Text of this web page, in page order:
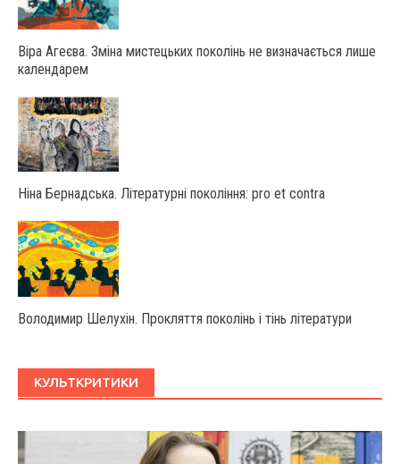
Віра Агеєва. Зміна мистецьких поколінь не визначається лише
календарем
Ніна Бернадська. Літературні покоління: pro et contra
Володимир Шелухін. Прокляття поколінь і тінь літератури
КУЛЬТКРИТИКИ